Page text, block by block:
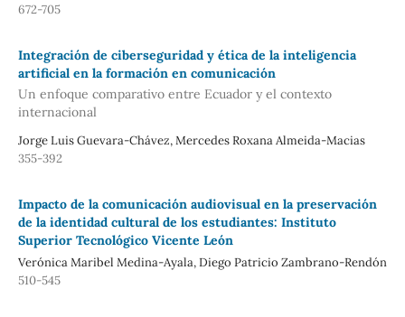
672-705
Integración de ciberseguridad y ética de la inteligencia
artificial en la formación en comunicación
Un enfoque comparativo entre Ecuador y el contexto
internacional
Jorge Luis Guevara-Chávez, Mercedes Roxana Almeida-Macias
355-392
Impacto de la comunicación audiovisual en la preservación
de la identidad cultural de los estudiantes: Instituto
Superior Tecnológico Vicente León
Verónica Maribel Medina-Ayala, Diego Patricio Zambrano-Rendón
510-545